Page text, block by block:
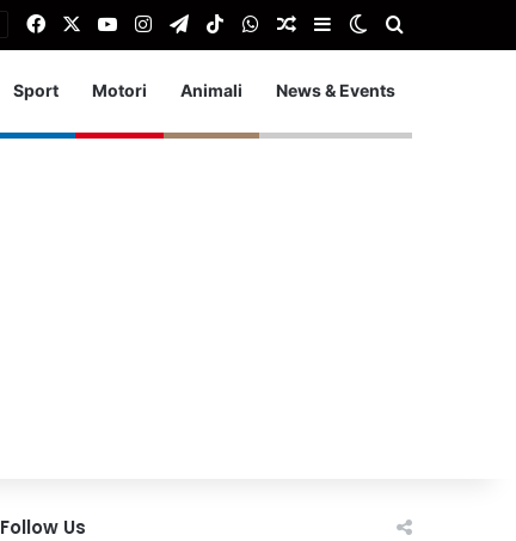
FacebookYou TubeInstagram
TelegramTikTokWhatsApp
Articolo Random
Barra laterale
Cambia aspetto
Sport Motori Animali News & Events
Follow Us